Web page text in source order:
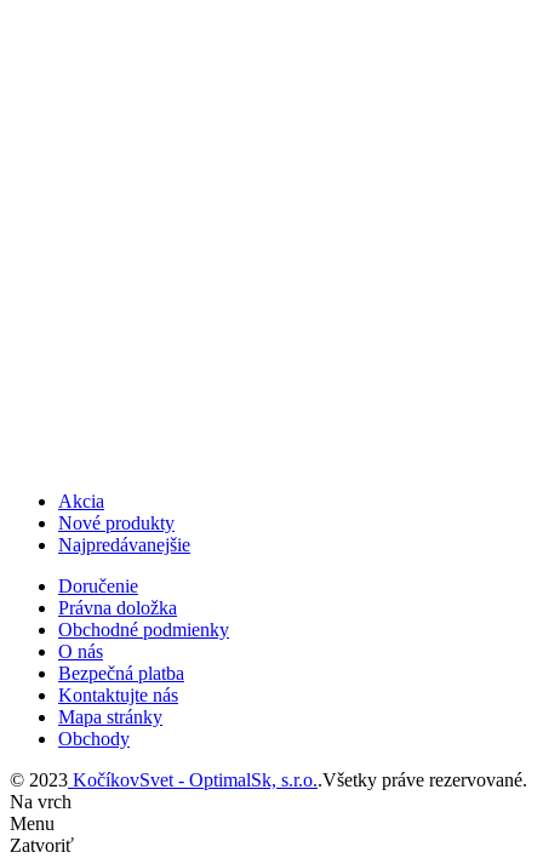
Akcia
Nové produkty
Najpredávanejšie
Doručenie
Právna doložka
Obchodné podmienky
O nás
Bezpečná platba
Kontaktujte nás
Mapa stránky
Obchody
© 2023 KočíkovSvet - OptimalSk, s.r.o..Všetky práve rezervované.
Na vrch
Menu
Zatvoriť